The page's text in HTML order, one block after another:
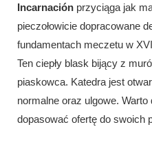
Incarnación przyciąga jak
pieczołowicie dopracowane
fundamentach meczetu w
Ten ciepły blask bijący z
piaskowca. Katedra jest
normalne oraz ulgowe.
dopasować ofertę do swoich